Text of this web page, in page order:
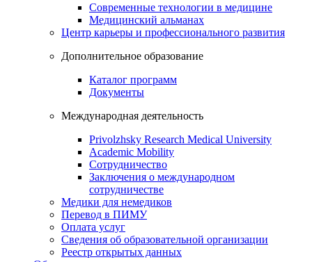
Современные технологии в медицине
Медицинский альманах
Центр карьеры и профессионального развития
Дополнительное образование
Каталог программ
Документы
Международная деятельность
Privolzhsky Research Medical University
Academic Mobility
Сотрудничество
Заключения о международном
сотрудничестве
Медики для немедиков
Перевод в ПИМУ
Оплата услуг
Сведения об образовательной организации
Реестр открытых данных